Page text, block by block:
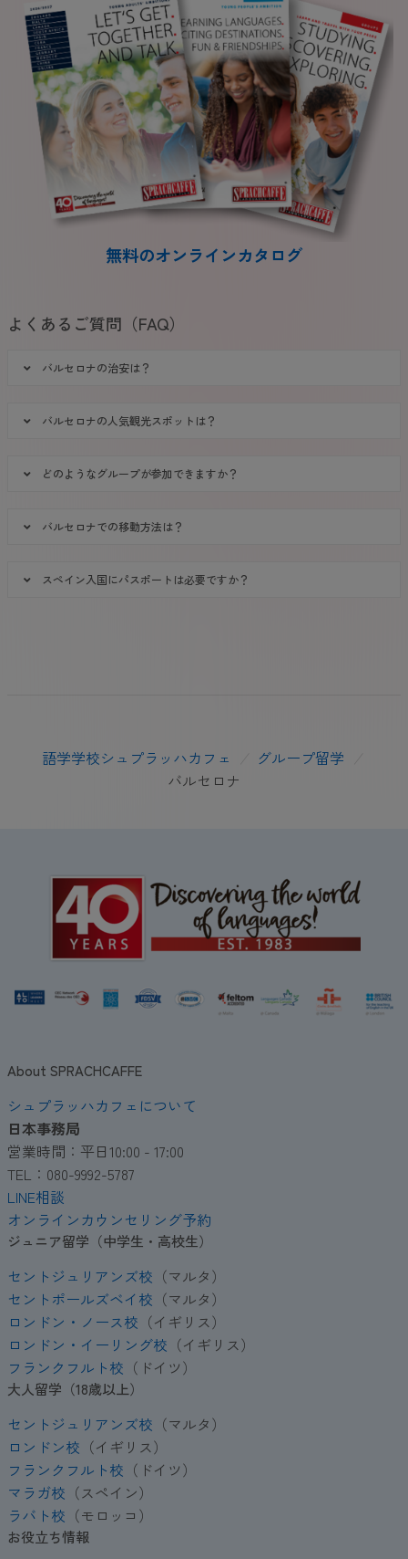
無料のオンラインカタログ
よくあるご質問（FAQ）
バルセロナの治安は？
バルセロナの人気観光スポットは？
どのようなグループが参加できますか？
バルセロナでの移動方法は？
スペイン入国にパスポートは必要ですか？
語学学校シュプラッハカフェ グループ留学
バルセロナ
About SPRACHCAFFE
シュプラッハカフェについて
日本事務局
営業時間：平日10:00 - 17:00
TEL：080-9992-5787
LINE相談
オンラインカウンセリング予約
ジュニア留学（中学生・高校生）
セントジュリアンズ校 （マルタ）
セントポールズベイ校 （マルタ）
ロンドン・ノース校 （イギリス）
ロンドン・イーリング校 （イギリス）
フランクフルト校 （ドイツ）
大人留学（18歳以上）
セントジュリアンズ校 （マルタ）
ロンドン校 （イギリス）
フランクフルト校 （ドイツ）
マラガ校 （スペイン）
ラバト校 （モロッコ）
お役立ち情報